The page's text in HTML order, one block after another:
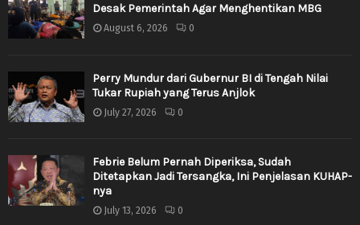
Desak Pemerintah Agar Menghentikan MBG
August 6, 2026 0
Perry Mundur dari Gubernur BI di Tengah Nilai
Tukar Rupiah yang Terus Anjlok
July 27, 2026 0
Febrie Belum Pernah Diperiksa, Sudah
Ditetapkan Jadi Tersangka, Ini Penjelasan KUHAP-
nya
July 13, 2026 0